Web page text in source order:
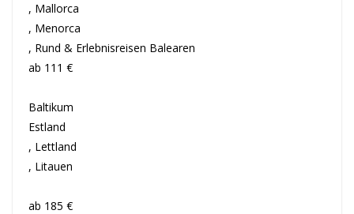
, Mallorca
, Menorca
, Rund & Erlebnisreisen Balearen
ab 111 €
Baltikum
Estland
, Lettland
, Litauen
ab 185 €